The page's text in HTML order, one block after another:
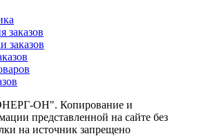
заказов
заказов
ОН". Копирование и
представленной на сайте без
на источник запрещено